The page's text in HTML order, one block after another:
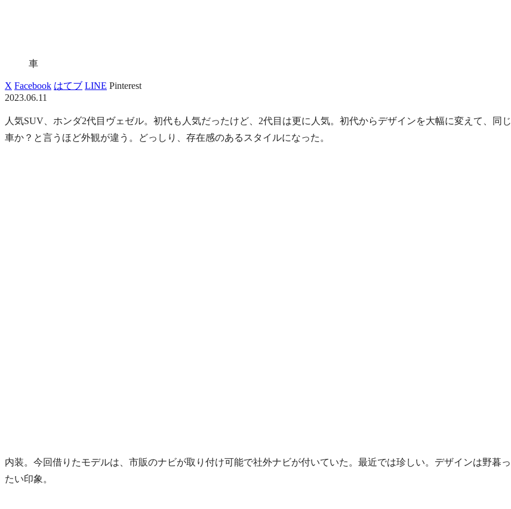
車
X Facebook はてブ LINE Pinterest
2023.06.11
人気SUV、ホンダ2代目ヴェゼル。初代も人気だったけど、2代目は更に人気。初代からデザインを大幅に変えて、同じ
車か？と言うほど外観が違う。どっしり、存在感のあるスタイルになった。
内装。今回借りたモデルは、市販のナビが取り付け可能で社外ナビが付いていた。最近では珍しい。デザインは野暮っ
たい印象。